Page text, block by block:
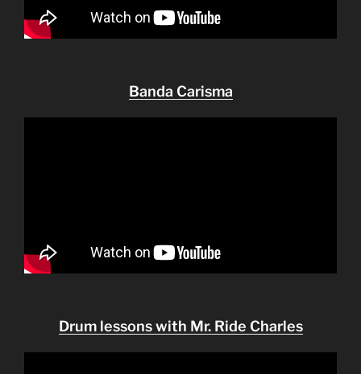
Banda Carisma
Drum lessons with Mr. Ride Charles